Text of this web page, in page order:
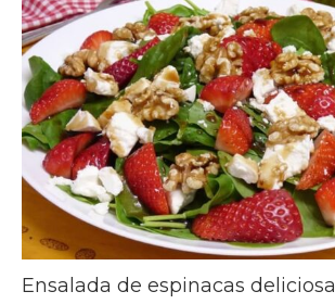
Ensalada de espinacas deliciosa